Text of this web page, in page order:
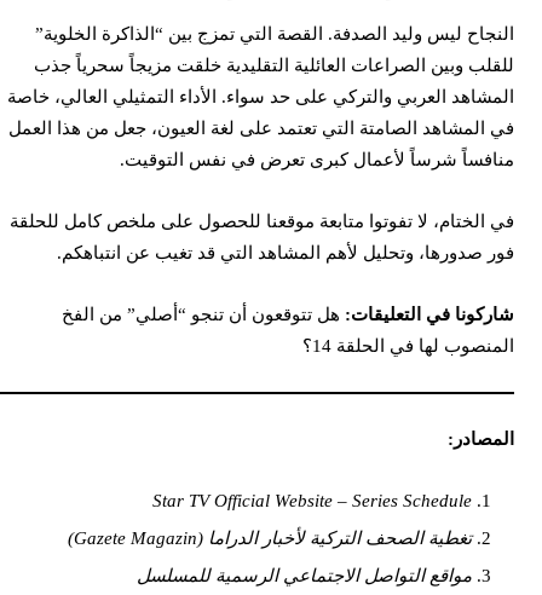
ليس وليد الصدفة. القصة التي تمزج بين “الذاكرة الخلوية”
وبين الصراعات العائلية التقليدية خلقت مزيجاً سحرياً جذب
العربي والتركي على حد سواء. الأداء التمثيلي العالي، خاصة
المشاهد الصامتة التي تعتمد على لغة العيون، جعل من هذا العمل
شرساً لأعمال كبرى تعرض في نفس التوقيت.
الختام، لا تفوتوا متابعة موقعنا للحصول على ملخص كامل للحلقة
صدورها، وتحليل لأهم المشاهد التي قد تغيب عن انتباهكم.
في التعليقات:هل تتوقعون أن تنجو “أصلي” من الفخ
لها في الحلقة 14؟
Star TV Official Website – Series Schedule
تغطية الصحف التركية لأخبار الدراما (Gazete Magazin)
مواقع التواصل الاجتماعي الرسمية للمسلسل